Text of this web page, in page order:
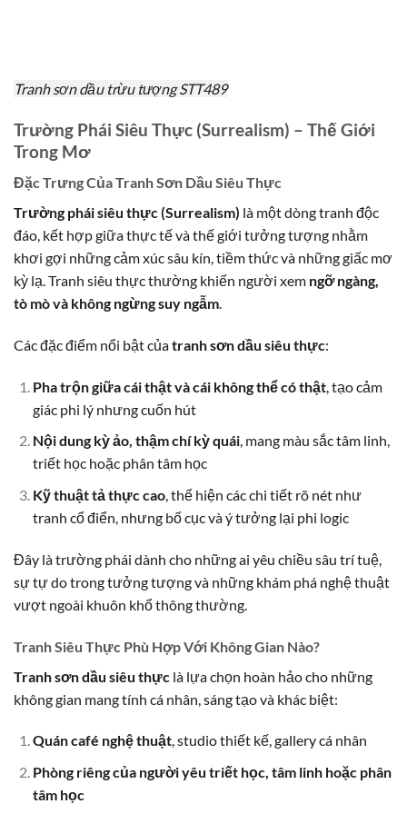
Tranh sơn dầu trừu tượng STT489
Trường Phái Siêu Thực (Surrealism) – Thế Giới
Trong Mơ
Đặc Trưng Của Tranh Sơn Dầu Siêu Thực
Trường phái siêu thực (Surrealism) là một dòng tranh độc
đáo, kết hợp giữa thực tế và thế giới tưởng tượng nhằm
khơi gợi những cảm xúc sâu kín, tiềm thức và những giấc mơ
kỳ lạ. Tranh siêu thực thường khiến người xem ngỡ ngàng,
tò mò và không ngừng suy ngẫm.
Các đặc điểm nổi bật củatranh sơn dầu siêu thực:
Pha trộn giữa cái thật và cái không thể có thật, tạo cảm
giác phi lý nhưng cuốn hút
Nội dung kỳ ảo, thậm chí kỳ quái, mang màu sắc tâm linh,
triết học hoặc phân tâm học
Kỹ thuật tả thực cao, thể hiện các chi tiết rõ nét như
tranh cổ điển, nhưng bố cục và ý tưởng lại phi logic
Đây là trường phái dành cho những ai yêu chiều sâu trí tuệ,
sự tự do trong tưởng tượng và những khám phá nghệ thuật
vượt ngoài khuôn khổ thông thường.
Tranh Siêu Thực Phù Hợp Với Không Gian Nào?
Tranh sơn dầu siêu thực là lựa chọn hoàn hảo cho những
không gian mang tính cá nhân, sáng tạo và khác biệt:
Quán café nghệ thuật, studio thiết kế, gallery cá nhân
Phòng riêng của người yêu triết học, tâm linh hoặc phân
tâm học